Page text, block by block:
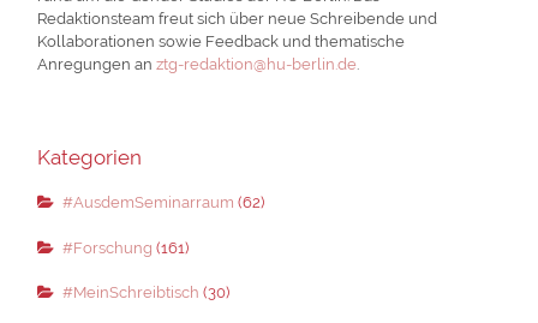
Redaktionsteam freut sich über neue Schreibende und
Kollaborationen sowie Feedback und thematische
Anregungen anztg-redaktion@hu-berlin.de.
Kategorien
#AusdemSeminarraum (62)
#Forschung (161)
#MeinSchreibtisch (30)